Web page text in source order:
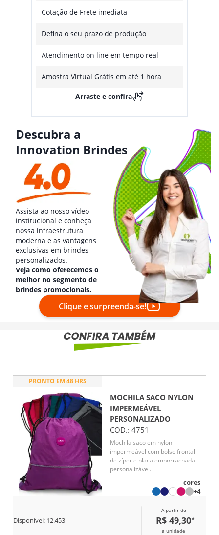
Cotação de Frete imediata
Defina o seu prazo de produção
Atendimento on line em tempo real
Amostra Virtual Grátis em até 1 hora
Arraste e confira
Descubra a
Innovation Brindes
Assista ao nosso vídeo
institucional e conheça
nossa infraestrutura
moderna e as vantagens
exclusivas em brindes
personalizados.
Veja como oferecemos o
melhor no segmento de
brindes promocionais.
Clique e surpreenda-se!
PRONTO EM 48 HRS
MOCHILA SACO NYLON
IMPERMEÁVEL
PERSONALIZADO
COD.: 4751
Mochila saco em nylon
impermeável com bolso frontal
de zíper e placa emborrachada
personalizável.
cores
+4
Disponível: 12.453
A partir de
R$ 49,30*
a unidade